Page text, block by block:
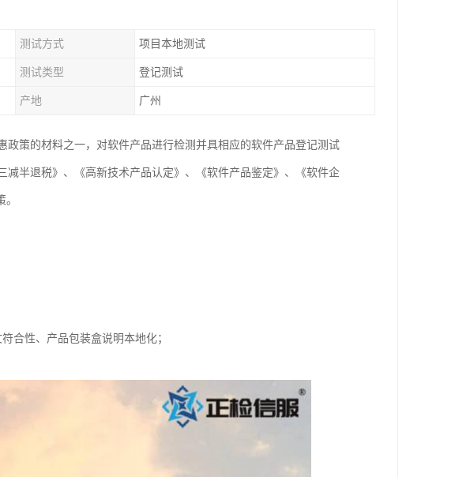
测试方式 项目本地测试
测试类型 登记测试
产地 广州
策的材料之一，对软件产品进行检测并具相应的软件产品登记测试
半退税》、《高新技术产品认定》、《软件产品鉴定》、《软件企
合性、产品包装盒说明本地化；